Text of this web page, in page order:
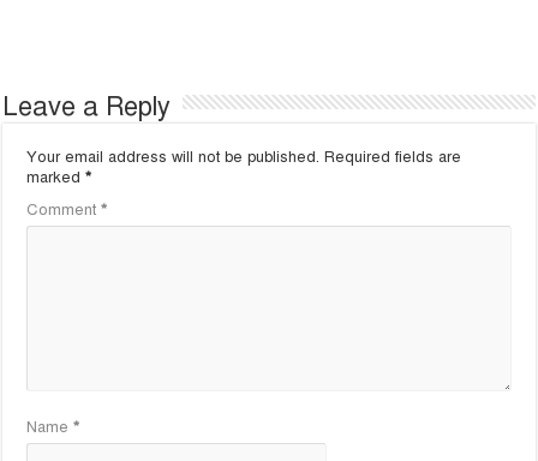
Leave a Reply
Your email address will not be published. Required fields are
marked*
Comment*
Name*